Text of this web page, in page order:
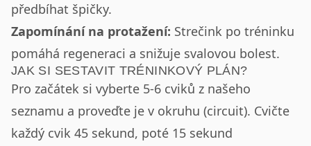
předbíhat špičky.
Zapomínání na protažení: Strečink po tréninku
pomáhá regeneraci a snižuje svalovou bolest.
JAK SI SESTAVIT TRÉNINKOVÝ PLÁN?
Pro začátek si vyberte 5-6 cviků z našeho
seznamu a proveďte je v okruhu (circuit). Cvičte
každý cvik 45 sekund, poté 15 sekund